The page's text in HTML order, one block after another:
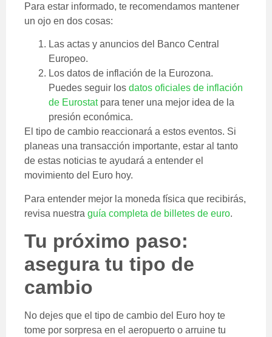
Para estar informado, te recomendamos mantener
un ojo en dos cosas:
Las actas y anuncios del Banco Central
Europeo.
Los datos de inflación de la Eurozona.
Puedes seguir los datos oficiales de inflación
de Eurostatpara tener una mejor idea de la
presión económica.
El tipo de cambio reaccionará a estos eventos. Si
planeas una transacción importante, estar al tanto
de estas noticias te ayudará a entender el
movimiento del Euro hoy.
Para entender mejor la moneda física que recibirás,
revisa nuestra guía completa de billetes de euro.
Tu próximo paso:
asegura tu tipo de
cambio
No dejes que el tipo de cambio del Euro hoy te
tome por sorpresa en el aeropuerto o arruine tu